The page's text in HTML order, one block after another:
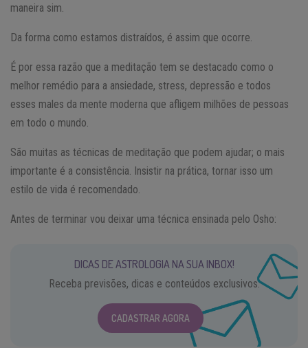
maneira sim.
Da forma como estamos distraídos, é assim que ocorre.
É por essa razão que a meditação tem se destacado como o
melhor remédio para a ansiedade, stress, depressão e todos
esses males da mente moderna que afligem milhões de pessoas
em todo o mundo.
São muitas as técnicas de meditação que podem ajudar; o mais
importante é a consistência. Insistir na prática, tornar isso um
estilo de vida é recomendado.
Antes de terminar vou deixar uma técnica ensinada pelo Osho:
DICAS DE ASTROLOGIA NA SUA INBOX!
Receba previsões, dicas e conteúdos exclusivos.
CADASTRAR AGORA